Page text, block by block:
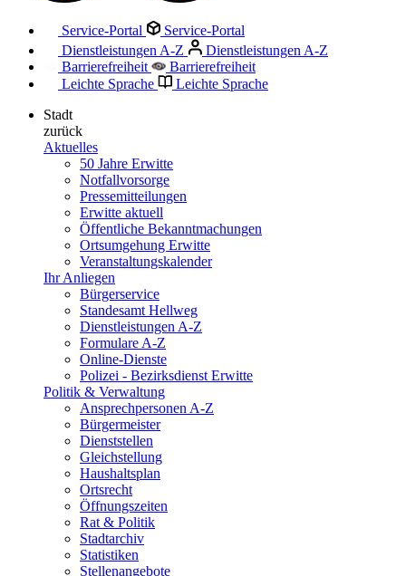
Service-Portal
Service-Portal
Dienstleistungen A-Z
Dienstleistungen A-Z
Barrierefreiheit
Barrierefreiheit
Leichte Sprache
Leichte Sprache
Stadt
zurück
Aktuelles
50 Jahre Erwitte
Notfallvorsorge
Pressemitteilungen
Erwitte aktuell
Öffentliche Bekanntmachungen
Ortsumgehung Erwitte
Veranstaltungskalender
Ihr Anliegen
Bürgerservice
Standesamt Hellweg
Dienstleistungen A-Z
Formulare A-Z
Online-Dienste
Polizei - Bezirksdienst Erwitte
Politik & Verwaltung
Ansprechpersonen A-Z
Bürgermeister
Dienststellen
Gleichstellung
Haushaltsplan
Ortsrecht
Öffnungszeiten
Rat & Politik
Stadtarchiv
Statistiken
Stellenangebote